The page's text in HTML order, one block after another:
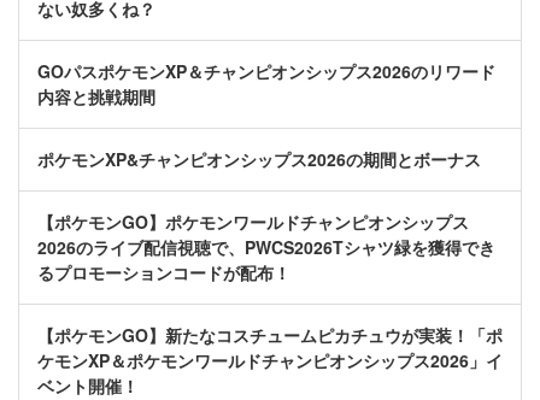
ない奴多くね？
GOパスポケモンXP＆チャンピオンシップス2026のリワード
内容と挑戦期間
ポケモンXP&チャンピオンシップス2026の期間とボーナス
【ポケモンGO】ポケモンワールドチャンピオンシップス
2026のライブ配信視聴で、PWCS2026Tシャツ緑を獲得でき
るプロモーションコードが配布！
【ポケモンGO】新たなコスチュームピカチュウが実装！「ポ
ケモンXP＆ポケモンワールドチャンピオンシップス2026」イ
ベント開催！